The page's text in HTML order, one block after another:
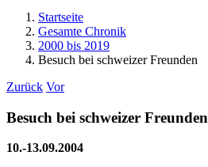
Startseite
Gesamte Chronik
2000 bis 2019
Besuch bei schweizer Freunden
Zurück Vor
Besuch bei schweizer Freunden
10.-13.09.2004